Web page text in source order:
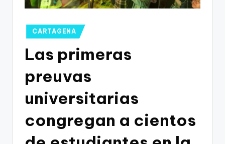
Publicado
en
CARTAGENA
Las primeras
preuvas
universitarias
congregan a cientos